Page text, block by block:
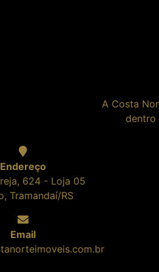
A Costa
dentro
Endereço
624 - Loja 05
Tramandaí/RS
Email